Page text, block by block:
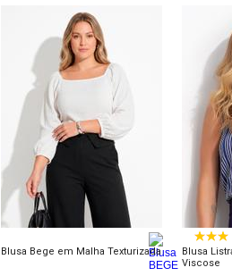
Blusa Bege em Malha Texturizada
Blusa
Viscose